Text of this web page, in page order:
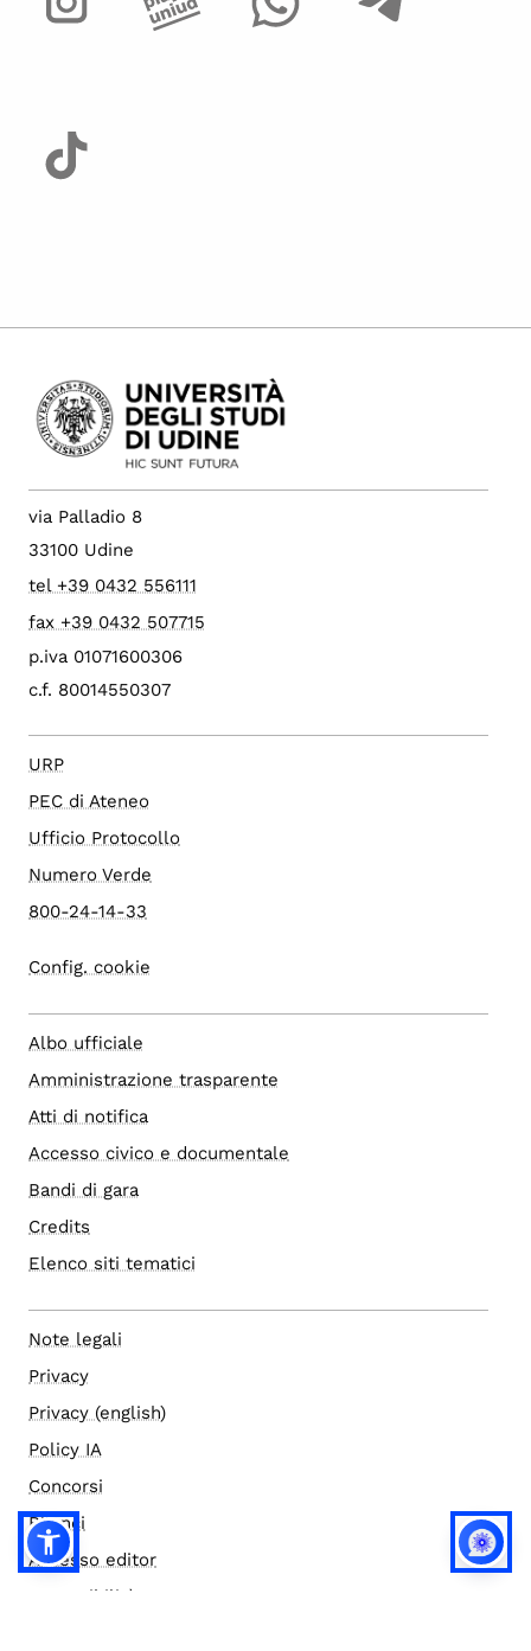
via Palladio 8
33100 Udine
tel +39 0432 556111
fax +39 0432 507715
p.iva 01071600306
c.f. 80014550307
URP
PEC di Ateneo
Ufficio Protocollo
Numero Verde
800-24-14-33
Config. cookie
Albo ufficiale
Amministrazione trasparente
Atti di notifica
Accesso civico e documentale
Bandi di gara
Credits
Elenco siti tematici
Note legali
Privacy
Privacy (english)
Policy IA
Concorsi
Bilanci
Accesso editor
Accessibilità